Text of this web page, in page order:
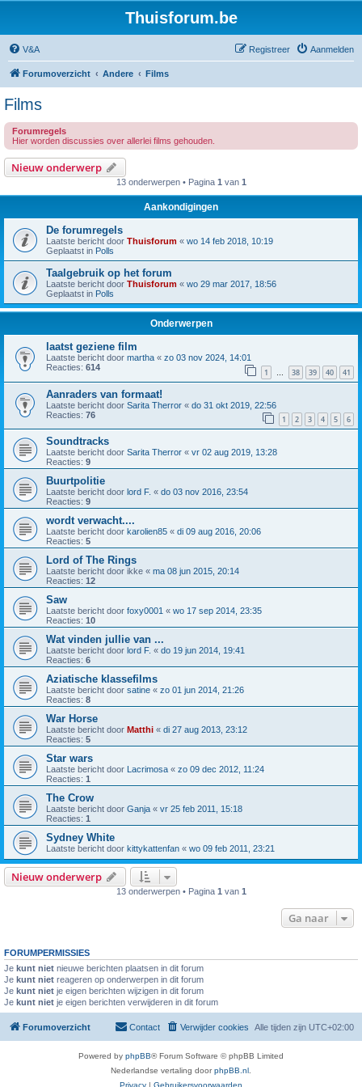
Thuisforum.be
V&A Aanmelden
Registreer
Forumoverzicht Andere Films
Films
Forumregels
Hier worden discussies over allerlei films gehouden.
Nieuw onderwerp
13 onderwerpen • Pagina 1 van 1
Aankondigingen
De forumregels
Laatste bericht door Thuisforum « wo 14 feb 2018, 10:19
Geplaatst in Polls
Taalgebruik op het forum
Laatste bericht door Thuisforum « wo 29 mar 2017, 18:56
Geplaatst in Polls
Onderwerpen
laatst geziene film
Laatste bericht door martha « zo 03 nov 2024, 14:01
Reacties: 614 1 … 38 39 40 41
Aanraders van formaat!
Laatste bericht door Sarita Therror « do 31 okt 2019, 22:56
Reacties: 76 1 2 3 4 5 6
Soundtracks
Laatste bericht door Sarita Therror « vr 02 aug 2019, 13:28
Reacties: 9
Buurtpolitie
Laatste bericht door lord F. « do 03 nov 2016, 23:54
Reacties: 9
wordt verwacht....
Laatste bericht door karolien85 « di 09 aug 2016, 20:06
Reacties: 5
Lord of The Rings
Laatste bericht door ikke « ma 08 jun 2015, 20:14
Reacties: 12
Saw
Laatste bericht door foxy0001 « wo 17 sep 2014, 23:35
Reacties: 10
Wat vinden jullie van ...
Laatste bericht door lord F. « do 19 jun 2014, 19:41
Reacties: 6
Aziatische klassefilms
Laatste bericht door satine « zo 01 jun 2014, 21:26
Reacties: 8
War Horse
Laatste bericht door Matthi « di 27 aug 2013, 23:12
Reacties: 5
Star wars
Laatste bericht door Lacrimosa « zo 09 dec 2012, 11:24
Reacties: 1
The Crow
Laatste bericht door Ganja « vr 25 feb 2011, 15:18
Reacties: 1
Sydney White
Laatste bericht door kittykattenfan « wo 09 feb 2011, 23:21
Nieuw onderwerp
13 onderwerpen • Pagina 1 van 1
Ga naar
FORUMPERMISSIES
Je kunt niet nieuwe berichten plaatsen in dit forum
Je kunt niet reageren op onderwerpen in dit forum
Je kunt niet je eigen berichten wijzigen in dit forum
Je kunt niet je eigen berichten verwijderen in dit forum
Forumoverzicht Alle tijden zijn UTC+02:00
Verwijder cookies
Contact
Powered by phpBB® Forum Software © phpBB Limited
Nederlandse vertaling doorphpBB.nl
Privacy | Gebruikersvoorwaarden